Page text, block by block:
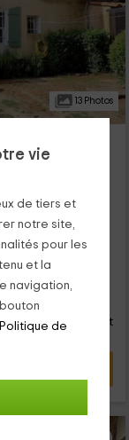
vie
de tiers et
notre site,
pour les
et la
navigation,
Politique de
13 Photos
17
personne et nuit